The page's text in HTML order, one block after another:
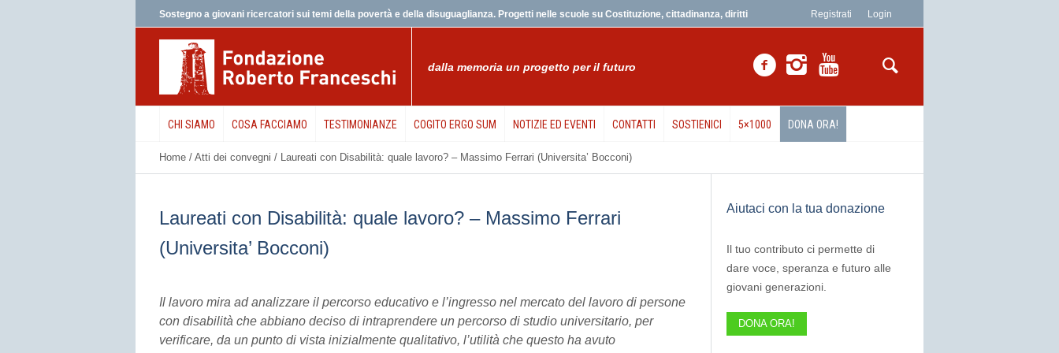
Registrati Login
Sostegno a giovani ricercatori sui temi della povertà e della disuguaglianza. Progetti nelle scuole su Costituzione, cittadinanza, diritti
dalla memoria un progetto per il futuro
CHI SIAMO COSA FACCIAMO TESTIMONIANZE COGITO ERGO SUM NOTIZIE ED EVENTI CONTATTI SOSTIENICI 5×1000 DONA ORA!
Home / Atti dei convegni / Laureati con Disabilità: quale lavoro? – Massimo Ferrari (Universita’ Bocconi)
Laureati con Disabilità: quale lavoro? – Massimo Ferrari
(Universita’ Bocconi)
Il lavoro mira ad analizzare il percorso educativo e l’ingresso nel mercato del lavoro di persone
con disabilità che abbiano deciso di intraprendere un percorso di studio universitario, per
verificare, da un punto di vista inizialmente qualitativo, l’utilità che questo ha avuto
Aiutaci con la tua donazione
Il tuo contributo ci permette di
dare voce, speranza e futuro alle
giovani generazioni.
DONA ORA!